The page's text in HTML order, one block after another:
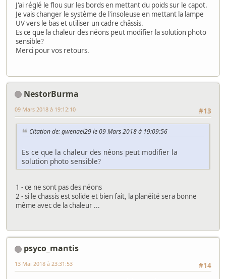
J'ai réglé le flou sur les bords en mettant du poids sur le capot.
Je vais changer le système de l'insoleuse en mettant la lampe
UV vers le bas et utiliser un cadre châssis.
Es ce que la chaleur des néons peut modifier la solution photo
sensible?
Merci pour vos retours.
NestorBurma
#13
09 Mars 2018 à 19:12:10
Citation de: gwenael29 le 09 Mars 2018 à 19:09:56
Es ce que la chaleur des néons peut modifier la
solution photo sensible?
1 - ce ne sont pas des néons
2 - si le chassis est solide et bien fait, la planéité sera bonne
même avec de la chaleur ...
psyco_mantis
#14
13 Mai 2018 à 23:31:53